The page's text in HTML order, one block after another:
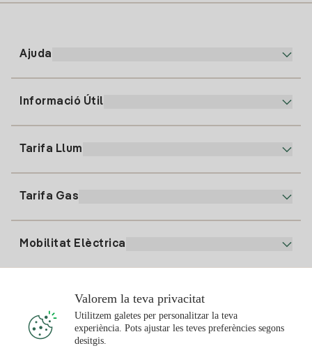
Ajuda
91 919 52 73
clientes@tuiberdrola.es
Informació Útil
Alta Gas
Tarifa Llum
Tarifa Gas
Mobilitat Elèctrica
Punts de Recàrrega
T'interessa
Valorem la teva privacitat
Utilitzem galetes per personalitzar la teva
experiència. Pots ajustar les teves preferències segons
desitgis.